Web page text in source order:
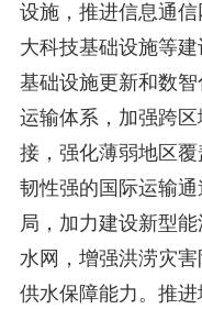
设施，推进信息通
大科技基础设施等
基础设施更新和数
运输体系，加强跨
接，强化薄弱地区覆
韧性强的国际运输
局，加力建设新型
水网，增强洪涝灾
供水保障能力。推